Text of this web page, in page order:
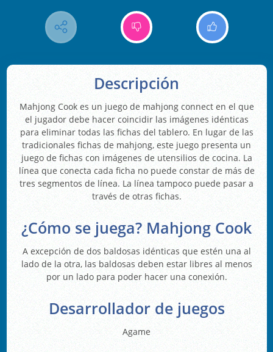
Descripción
Mahjong Cook es un juego de mahjong connect en el que
el jugador debe hacer coincidir las imágenes idénticas
para eliminar todas las fichas del tablero. En lugar de las
tradicionales fichas de mahjong, este juego presenta un
juego de fichas con imágenes de utensilios de cocina. La
línea que conecta cada ficha no puede constar de más de
tres segmentos de línea. La línea tampoco puede pasar a
través de otras fichas.
¿Cómo se juega? Mahjong Cook
A excepción de dos baldosas idénticas que estén una al
lado de la otra, las baldosas deben estar libres al menos
por un lado para poder hacer una conexión.
Desarrollador de juegos
Agame